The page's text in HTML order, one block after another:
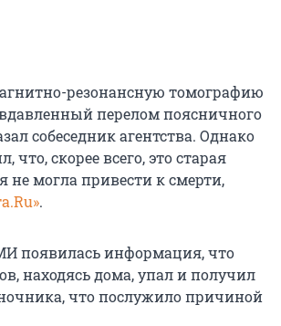
резонансную томографию
перелом поясничного
собеседник агентства. Однако
что, скорее всего, это старая
не могла привести к смерти,
.
появилась информация, что
находясь дома, упал и получил
что послужило причиной